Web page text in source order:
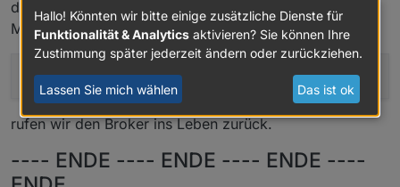
die nun laufende node-Version angepasst werden.
Mit einem beherzten
iobrokerstart
rufen wir den Broker ins Leben zurück.
---- ENDE ---- ENDE ---- ENDE ----
Hallo! Könnten wir bitte einige zusätzliche Dienste für
Funktionalität & Analytics aktivieren? Sie können Ihre
Zustimmung später jederzeit ändern oder zurückziehen.
Lassen Sie mich wählen Das ist ok